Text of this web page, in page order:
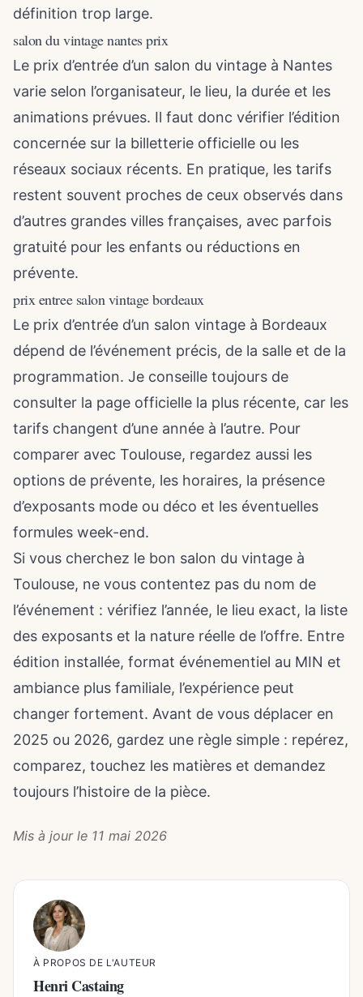
définition trop large.
salon du vintage nantes prix
Le prix d’entrée d’un salon du vintage à Nantes
varie selon l’organisateur, le lieu, la durée et les
animations prévues. Il faut donc vérifier l’édition
concernée sur la billetterie officielle ou les
réseaux sociaux récents. En pratique, les tarifs
restent souvent proches de ceux observés dans
d’autres grandes villes françaises, avec parfois
gratuité pour les enfants ou réductions en
prévente.
prix entree salon vintage bordeaux
Le prix d’entrée d’un salon vintage à Bordeaux
dépend de l’événement précis, de la salle et de la
programmation. Je conseille toujours de
consulter la page officielle la plus récente, car les
tarifs changent d’une année à l’autre. Pour
comparer avec Toulouse, regardez aussi les
options de prévente, les horaires, la présence
d’exposants mode ou déco et les éventuelles
formules week-end.
Si vous cherchez le bon salon du vintage à
Toulouse, ne vous contentez pas du nom de
l’événement : vérifiez l’année, le lieu exact, la liste
des exposants et la nature réelle de l’offre. Entre
édition installée, format événementiel au MIN et
ambiance plus familiale, l’expérience peut
changer fortement. Avant de vous déplacer en
2025 ou 2026, gardez une règle simple : repérez,
comparez, touchez les matières et demandez
toujours l’histoire de la pièce.
Mis à jour le 11 mai 2026
À PROPOS DE L'AUTEUR
Henri Castaing